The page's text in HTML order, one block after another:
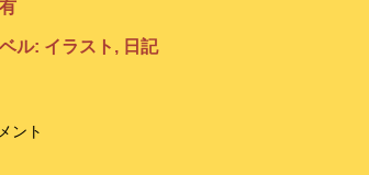
ル: イラスト 日記
ント